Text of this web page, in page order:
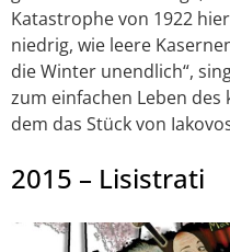
Katastrophe von 1922
niedrig, wie leere
die Winter unendlich“,
zum einfachen Leben
dem das Stück von
2015 – Lisistrati